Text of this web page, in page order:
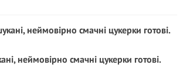
неймовірно смачні цукерки готові.